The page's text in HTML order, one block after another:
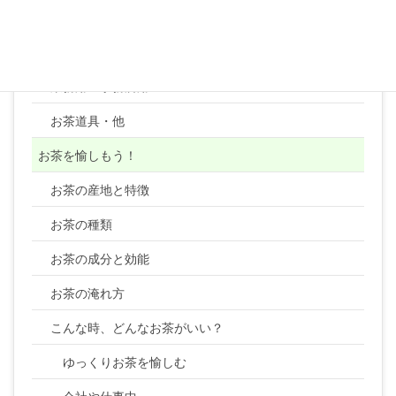
お茶道具・他
お茶を愉しもう！
お茶の産地と特徴
お茶の種類
お茶の成分と効能
お茶の淹れ方
こんな時、どんなお茶がいい？
ゆっくりお茶を愉しむ